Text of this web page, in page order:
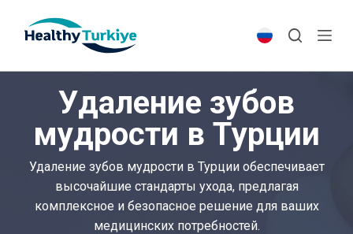
p
Удаление зубов
мудрости в Турции
Удаление зубов мудрости в Турции обеспечивает
высочайшие стандарты ухода, предлагая
комплексное и безопасное решение для ваших
медицинских потребностей.